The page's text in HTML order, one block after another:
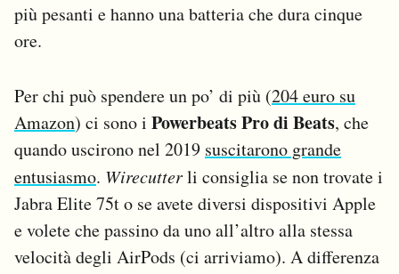
più pesanti e hanno una batteria che dura cinque
ore.
Per chi può spendere un po’ di più (204 euro su
Amazon) ci sono i Powerbeats Pro di Beats, che
quando uscirono nel 2019 suscitarono grande
entusiasmo. Wirecutterli consiglia se non trovate i
Jabra Elite 75t o se avete diversi dispositivi Apple
e volete che passino da uno all’altro alla stessa
velocità degli AirPods (ci arriviamo). A differenza